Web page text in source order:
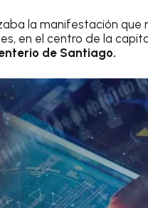
la manifestación que
en el centro de la
de Santiago.